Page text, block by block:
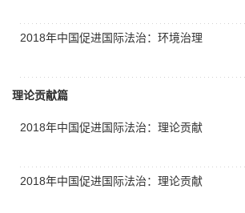
2018年中国促进国际法治：环境治理
理论贡献篇
2018年中国促进国际法治：理论贡献
2018年中国促进国际法治：理论贡献